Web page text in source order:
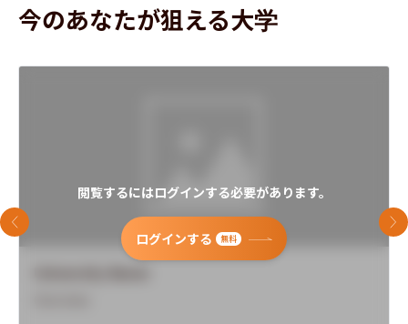
今のあなたが狙える大学
閲覧するにはログインする必要があります。
ログインする 無料
前のスライド 次